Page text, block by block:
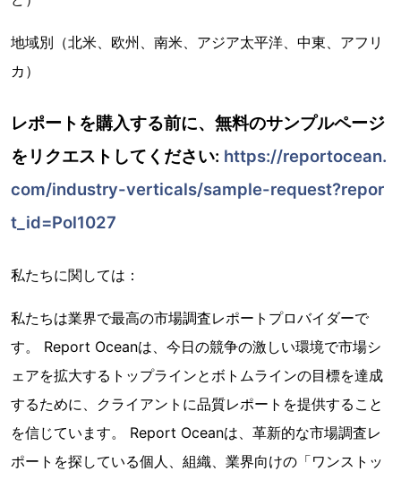
地域別（北米、欧州、南米、アジア太平洋、中東、アフリ
カ）
レポートを購入する前に、無料のサンプルページ
をリクエストしてください: https://reportocean.
com/industry-verticals/sample-request?repor
t_id=Pol1027
私たちに関しては：
私たちは業界で最高の市場調査レポートプロバイダーで
す。 Report Oceanは、今日の競争の激しい環境で市場シ
ェアを拡大するトップラインとボトムラインの目標を達成
するために、クライアントに品質レポートを提供すること
を信じています。 Report Oceanは、革新的な市場調査レ
ポートを探している個人、組織、業界向けの「ワンストッ